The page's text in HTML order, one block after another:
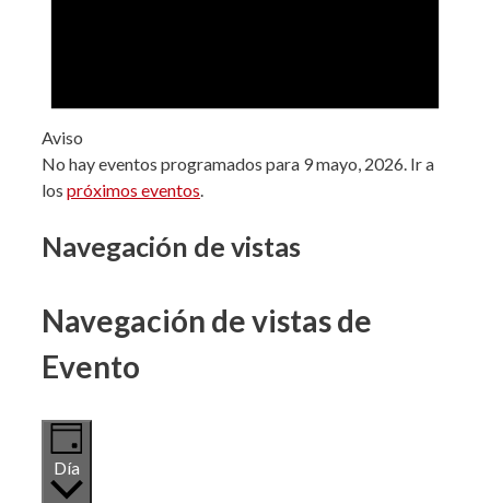
Aviso
No hay eventos programados para 9 mayo, 2026. Ir a
los próximos eventos.
Navegación de vistas
Navegación de vistas de
Evento
Día